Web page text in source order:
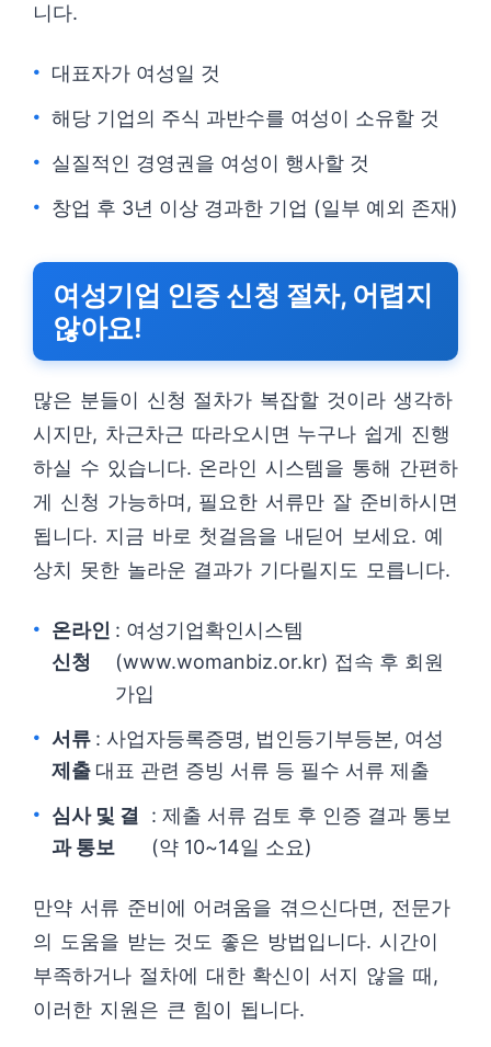
니다.
대표자가 여성일 것
해당 기업의 주식 과반수를 여성이 소유할 것
실질적인 경영권을 여성이 행사할 것
창업 후 3년 이상 경과한 기업 (일부 예외 존재)
여성기업 인증 신청 절차, 어렵지
않아요!
많은 분들이 신청 절차가 복잡할 것이라 생각하
시지만, 차근차근 따라오시면 누구나 쉽게 진행
하실 수 있습니다. 온라인 시스템을 통해 간편하
게 신청 가능하며, 필요한 서류만 잘 준비하시면
됩니다. 지금 바로 첫걸음을 내딛어 보세요. 예
상치 못한 놀라운 결과가 기다릴지도 모릅니다.
온라인
신청
: 여성기업확인시스템
(www.womanbiz.or.kr) 접속 후 회원
가입
서류
제출
: 사업자등록증명, 법인등기부등본, 여성
대표 관련 증빙 서류 등 필수 서류 제출
심사 및 결
과 통보
: 제출 서류 검토 후 인증 결과 통보
(약 10~14일 소요)
만약 서류 준비에 어려움을 겪으신다면, 전문가
의 도움을 받는 것도 좋은 방법입니다. 시간이
부족하거나 절차에 대한 확신이 서지 않을 때,
이러한 지원은 큰 힘이 됩니다.